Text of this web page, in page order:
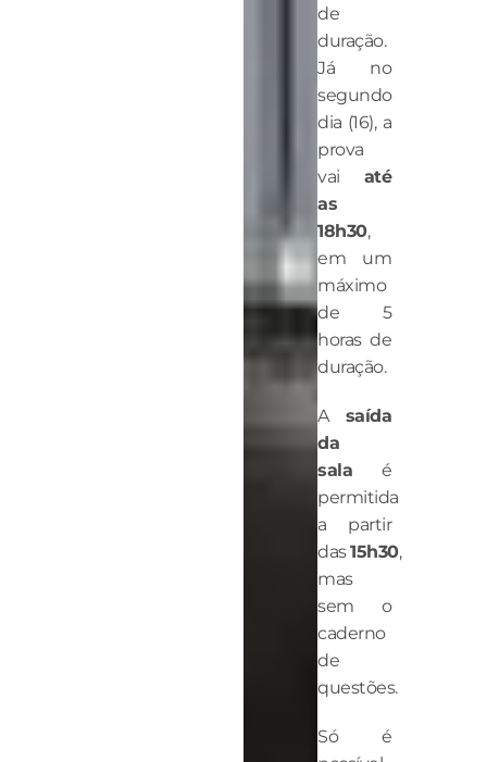
de
duração.
Já no
segundo
dia (16), a
prova
vai até
as
18h30,
em um
máximo
de 5
horas de
duração.
A saída
da
sala é
permitida
a partir
das15h30,
mas
sem o
caderno
de
questões.
Só é